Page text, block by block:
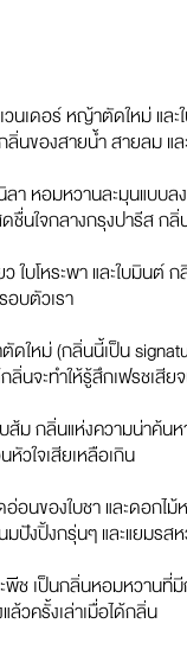
นเดอร์ หญ้าตัดใหม่ แ
ลิ่นของสายน้ำ สายลม
า หอมหวานละมุนแบบ
นใจกลางกรุงปารีส ก
ใบโหระพา และใบมิ
บตัวเรา
ใหม่ (กลิ่นนี้เป็น
ะทำให้รู้สึกเฟรชเสีย
ม กลิ่นแห่งความน่าค้น
วใจเสียเหลือเกิน
นของใบชา และดอก
งปิ้งกรุ่นๆ และแยมร
ช เป็นกลิ่นหอมหวานที่
วครั้งเล่าเมื่อได้กลิ่น